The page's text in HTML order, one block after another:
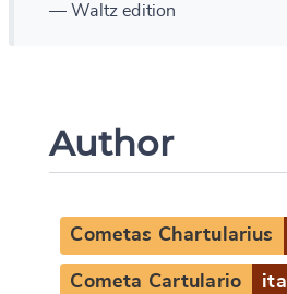
— Waltz edition
Author
Cometas Chartularius
Cometa Cartulario ita